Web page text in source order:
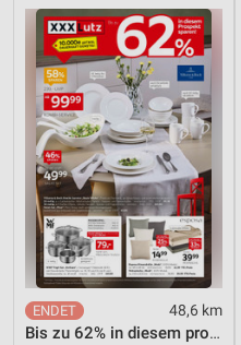
48,6 km
Bis zu 62% in diesem prospekt